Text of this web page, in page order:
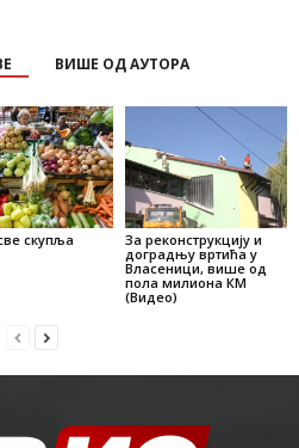
ВИШЕ ОД АУТОРА
скупља
За реконструкцију и
доградњу вртића у
Власеници, више од
пола милиона КМ
(Видео)